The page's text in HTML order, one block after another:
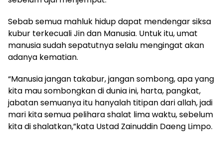
Sebab semua mahluk hidup dapat mendengar siksa
kubur terkecuali Jin dan Manusia. Untuk itu, umat
manusia sudah sepatutnya selalu mengingat akan
adanya kematian.
“Manusia jangan takabur, jangan sombong, apa yang
kita mau sombongkan di dunia ini, harta, pangkat,
jabatan semuanya itu hanyalah titipan dari allah, jadi
mari kita semua pelihara shalat lima waktu, sebelum
kita di shalatkan,”kata Ustad Zainuddin Daeng Limpo.